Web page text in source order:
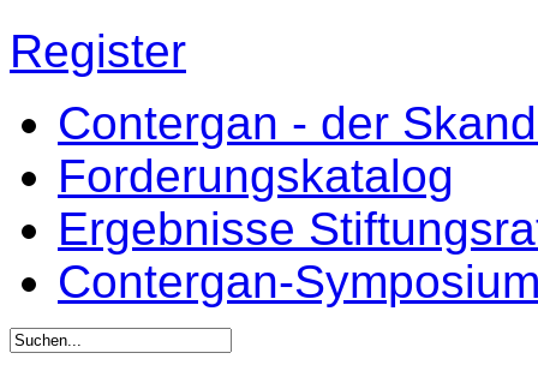
Register
Contergan - der
Forderungskatalog
Ergebnisse
Contergan-